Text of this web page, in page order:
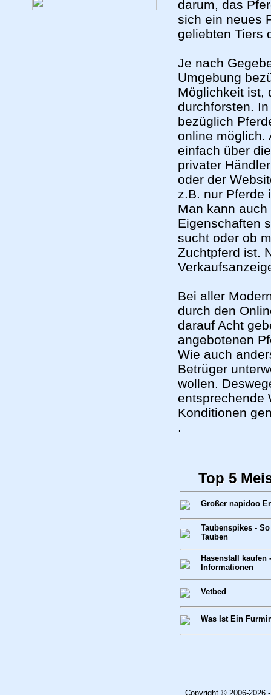
darum, das
sich ein neues
geliebten Tiers
Je nach
Umgebung
Möglichkeit ist,
durchforsten.
bezüglich
online möglich.
einfach über
privater
oder der
z.B. nur Pferde
Man kann
Eigenschaften
sucht oder ob
Zuchtpferd ist.
Bei aller
durch den
darauf Acht
angebotenen
Wie auch
Betrüger
wollen.
entsprechende
Konditionen
.
Top 5
Großer napidoo
Taubenspikes -
Tauben
Hasenstall kaufen
Informationen
Vetbed
Was Ist Ein
Copyright © 2006-